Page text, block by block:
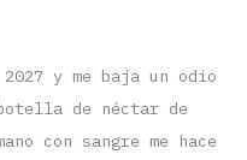
y me baja un odio
de néctar de
con sangre me hace